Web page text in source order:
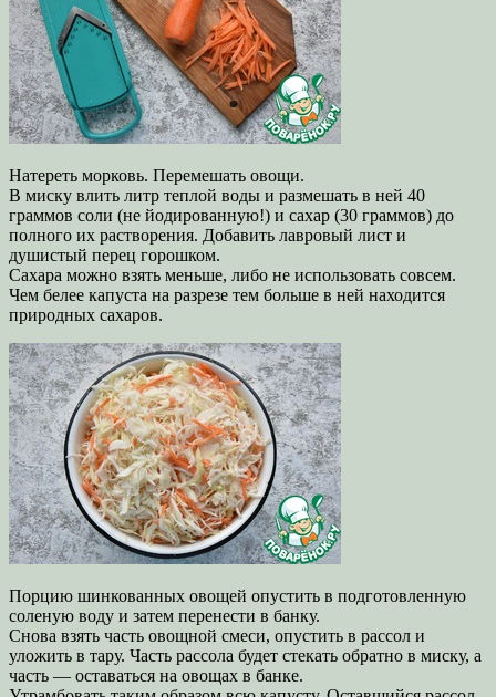
Натереть морковь. Перемешать овощи.
В миску влить литр теплой воды и размешать в ней 40
граммов соли (не йодированную!) и сахар (30 граммов) до
полного их растворения. Добавить лавровый лист и
душистый перец горошком.
Сахара можно взять меньше, либо не использовать совсем.
Чем белее капуста на разрезе тем больше в ней находится
природных сахаров.
Порцию шинкованных овощей опустить в подготовленную
соленую воду и затем перенести в банку.
Снова взять часть овощной смеси, опустить в рассол и
уложить в тару. Часть рассола будет стекать обратно в миску, а
часть — оставаться на овощах в банке.